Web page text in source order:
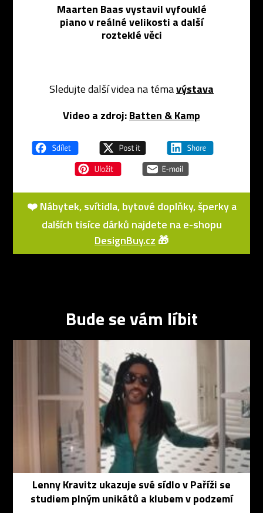
Maarten Baas vystavil vyfouklé
piano v reálné velikosti a další
rozteklé věci
Sledujte další videa na témavýstava
Video a zdroj:Batten & Kamp
❤️ Nábytek, svítidla, bytové doplňky, šperky a
dalších tisíce dárků najdete na e-shopu
DesignBuy.cz 🎁
Bude se vám líbit
Lenny Kravitz ukazuje své sídlo v Paříži se
studiem plným unikátů a klubem v podzemí